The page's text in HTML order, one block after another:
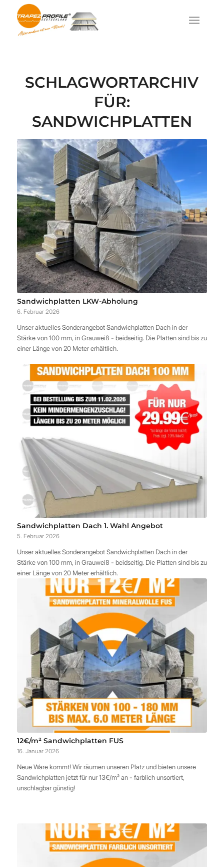
SCHLAGWORTARCHIV
FÜR:
SANDWICHPLATTEN
Sandwichplatten LKW-Abholung
6. Februar 2026
Unser aktuelles Sonderangebot Sandwichplatten Dach in der
Stärke von 100 mm, in Grauweiß - beidseitig. Die Platten sind bis zu
einer Länge von 20 Meter erhältlich.
Sandwichplatten Dach 1. Wahl Angebot
5. Februar 2026
Unser aktuelles Sonderangebot Sandwichplatten Dach in der
Stärke von 100 mm, in Grauweiß - beidseitig. Die Platten sind bis zu
einer Länge von 20 Meter erhältlich.
12€/m² Sandwichplatten FUS
16. Januar 2026
Neue Ware kommt! Wir räumen unseren Platz und bieten unsere
Sandwichplatten jetzt für nur 13€/m² an - farblich unsortiert,
unschlagbar günstig!